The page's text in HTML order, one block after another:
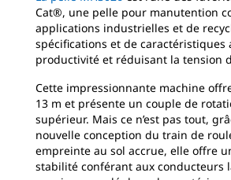
Cat®, une pelle pour manutention
applications industrielles et de
spécifications et de caractéristiques
productivité et réduisant la tension
Cette impressionnante machine
13 m et présente un couple de
supérieur. Mais ce n’est pas tout,
nouvelle conception du train de
empreinte au sol accrue, elle offre
stabilité conférant aux conducteurs